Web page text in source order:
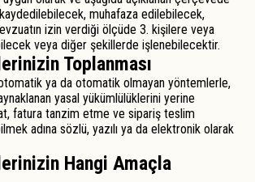
muhafaza edilebilecek,
izin verdiği ölçüde 3. kişilere veya
veya diğer şekillerde işlenebilecektir.
Toplanması
ya da otomatik olmayan yöntemlerle,
yasal yükümlülüklerini yerine
fatura tanzim etme ve sipariş teslim
adına sözlü, yazılı ya da elektronik olarak
Hangi Amaçla